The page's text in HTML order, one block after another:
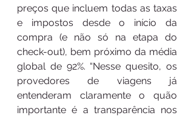
preços que incluem todas as taxas
e impostos desde o início da
compra (e não só na etapa do
check-out), bem próximo da média
global de 92%. “Nesse quesito, os
provedores de viagens já
entenderam claramente o quão
importante é a transparência nos